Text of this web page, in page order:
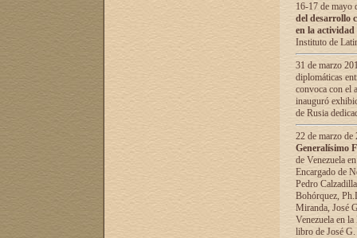
16-17 de mayo
del desarrollo
en la
Instituto de
31 de marzo
diplomáticas
convoca con el
inauguró
de Rusia
22 de marzo
Generalísimo
de Venezuela
Encargado de
Pedro
Bohórquez,
Miranda, José
Venezuela en
libro de José